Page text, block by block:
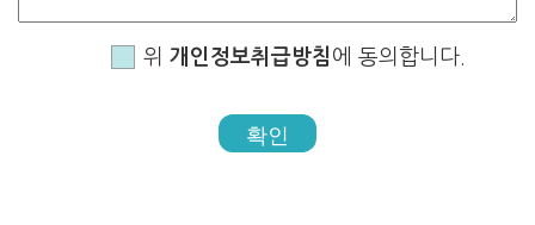
위 개인정보취급방침 에 동의합니다.
확인